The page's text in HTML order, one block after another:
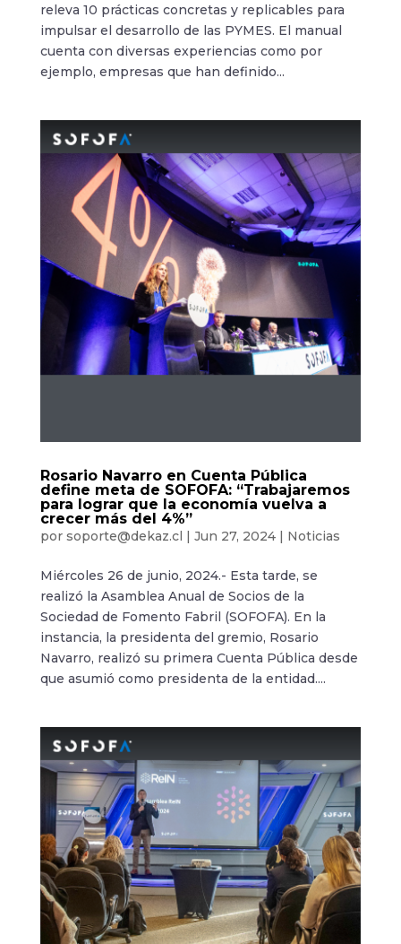
releva 10 prácticas concretas y replicables para
impulsar el desarrollo de las PYMES. El manual
cuenta con diversas experiencias como por
ejemplo, empresas que han definido...
Rosario Navarro en Cuenta Pública
define meta de SOFOFA: “Trabajaremos
para lograr que la economía vuelva a
crecer más del 4%”
por soporte@dekaz.cl | Jun 27, 2024| Noticias
Miércoles 26 de junio, 2024.- Esta tarde, se
realizó la Asamblea Anual de Socios de la
Sociedad de Fomento Fabril (SOFOFA). En la
instancia, la presidenta del gremio, Rosario
Navarro, realizó su primera Cuenta Pública desde
que asumió como presidenta de la entidad....